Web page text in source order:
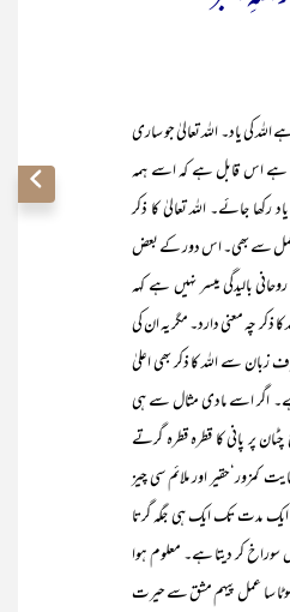
کی یاد۔ اللہ تعالیٰ جو ساری
ہے اس قابل ہے کہ اسے ہمہ
رکھا جائے۔ اللہ تعالیٰ کا ذکر
سے بھی۔ اس دور کے بعض
بالیدگی میسر نہیں ہے کہہ
ذکر چہ معنی دارد۔ مگر یہ ان کی
زبان سے اللہ کا ذکر بھی اعلیٰ
اگر اسے مادی مثال سے ہی
پر پانی کا قطرہ قطرہ گرتے
کمزور‘حقیر اور ملائم سی چیز
مدت تک ایک ہی جگہ گرتا
سوراخ کر دیتا ہے۔ معلوم ہوا
سا عمل پیہم مشق سے حیرت